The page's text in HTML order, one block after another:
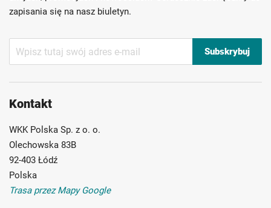
zapisania się na nasz biuletyn.
nasz
Subskrybuj
Kontakt
WKK Polska Sp. z o. o.
Olechowska 83B
92-403 Łódź
Polska
Trasa przez Mapy Google